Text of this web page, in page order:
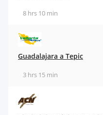
8 hrs 10 min
Guadalajara a Tepic
3 hrs 15 min